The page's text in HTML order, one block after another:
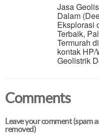
Jasa
Dalam
Eksplorasi
Terbaik,
Termurah
kontak
Geolistrik
Comments
Leave your comment (spam
removed)